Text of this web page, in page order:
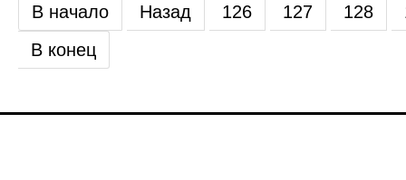
В начало Назад 126 127 128
В конец